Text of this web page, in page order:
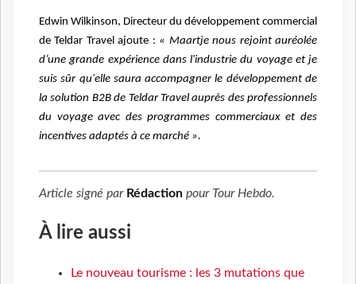
Edwin Wilkinson, Directeur du développement commercial
de Teldar Travel ajoute : « Maartje nous rejoint auréolée
d’une grande expérience dans l'industrie du voyage et je
suis sûr qu'elle saura accompagner le développement de
la solution B2B de Teldar Travel auprès des professionnels
du voyage avec des programmes commerciaux et des
incentives adaptés à ce marché ».
Article signé par Rédaction pour Tour Hebdo.
À lire aussi
Le nouveau tourisme : les 3 mutations que